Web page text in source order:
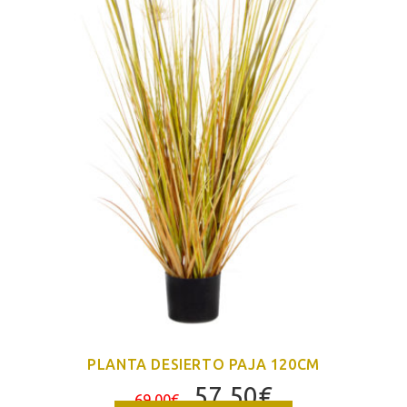
PLANTA DESIERTO PAJA 120CM
69,00€
El
57,50€El